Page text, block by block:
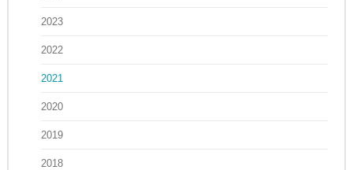
2023
2022
2021
2020
2019
2018